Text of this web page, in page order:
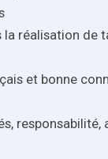
la réalisation de
et bonne